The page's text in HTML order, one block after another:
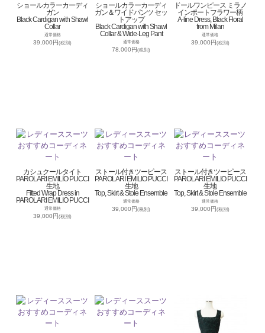
ショールカラーカーディ
ガン
Black Cardigan with Shawl
Collar
通常価格
39,000円(税別)
ショールカラーカーディ
ガン＆ワイドパンツ セッ
トアップ
Black Cardigan with Shawl
Collar & Wide-Leg Pant
通常価格
78,000円(税別)
ドールワンピース ミラノ
インポートフラワー柄
A-line Dress, Black Floral
from Milan
通常価格
39,000円(税別)
カシュクールタイト
PAROLARI EMILIO PUCCI
生地
Fitted Wrap Dress in
PAROLARI EMILIO PUCCI
通常価格
39,000円(税別)
ストール付きツーピース
PAROLARI EMILIO PUCCI
生地
Top, Skirt & Stole Ensemble
通常価格
39,000円(税別)
ストール付きツーピース
PAROLARI EMILIO PUCCI
生地
Top, Skirt & Stole Ensemble
通常価格
39,000円(税別)